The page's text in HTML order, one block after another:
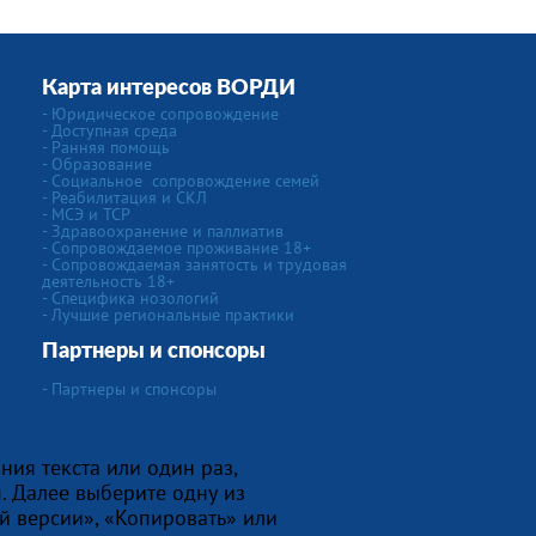
Карта интересов ВОРДИ
- Юридическое сопровождение
- Доступная среда
- Ранняя помощь
- Образование
- Социальное сопровождение семей
- Реабилитация и СКЛ
- МСЭ и ТСР
- Здравоохранение и паллиатив
- Сопровождаемое проживание 18+
- Сопровождаемая занятость и трудовая
деятельность 18+
- Специфика нозологий
- Лучшие региональные практики
Партнеры и спонсоры
- Партнеры и спонсоры
текста или один раз,
Далее выберите одну из
«Копировать» или